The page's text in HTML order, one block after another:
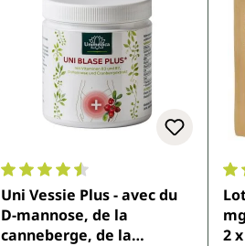
Note moyenne de 4.5 sur 5 étoiles
Uni Vessie Plus - avec du
D-mannose, de la
canneberge, de la
Lot
2